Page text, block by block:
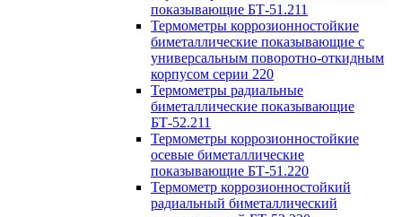
показывающие БТ-51.211
Термометры коррозионностойкие
биметаллические показывающие с
универсальным поворотно-откидным
корпусом серии 220
Термометры радиальные
биметаллические показывающие
БТ-52.211
Термометры коррозионностойкие
осевые биметаллические
показывающие БТ-51.220
Термометр коррозионностойкий
радиальный биметаллический